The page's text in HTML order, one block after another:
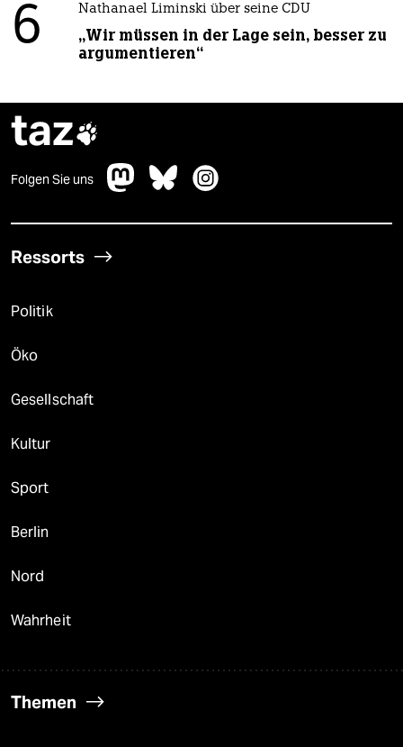
6 Nathanael Liminski über seine CDU
„Wir müssen in der Lage sein, besser zu
argumentieren“
taz
Folgen Sie uns
Ressorts
Politik
Öko
Gesellschaft
Kultur
Sport
Berlin
Nord
Wahrheit
Themen